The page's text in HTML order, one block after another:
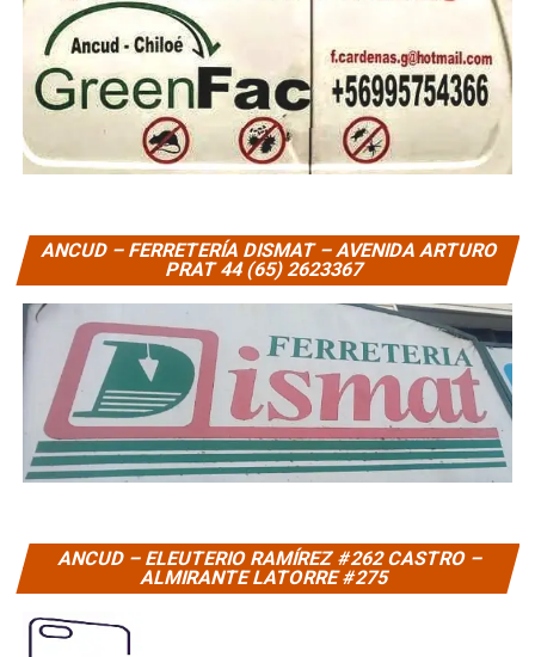
ANCUD – FERRETERÍA DISMAT – AVENIDA ARTURO
PRAT 44 (65) 2623367
ANCUD – ELEUTERIO RAMÍREZ #262 CASTRO –
ALMIRANTE LATORRE #275